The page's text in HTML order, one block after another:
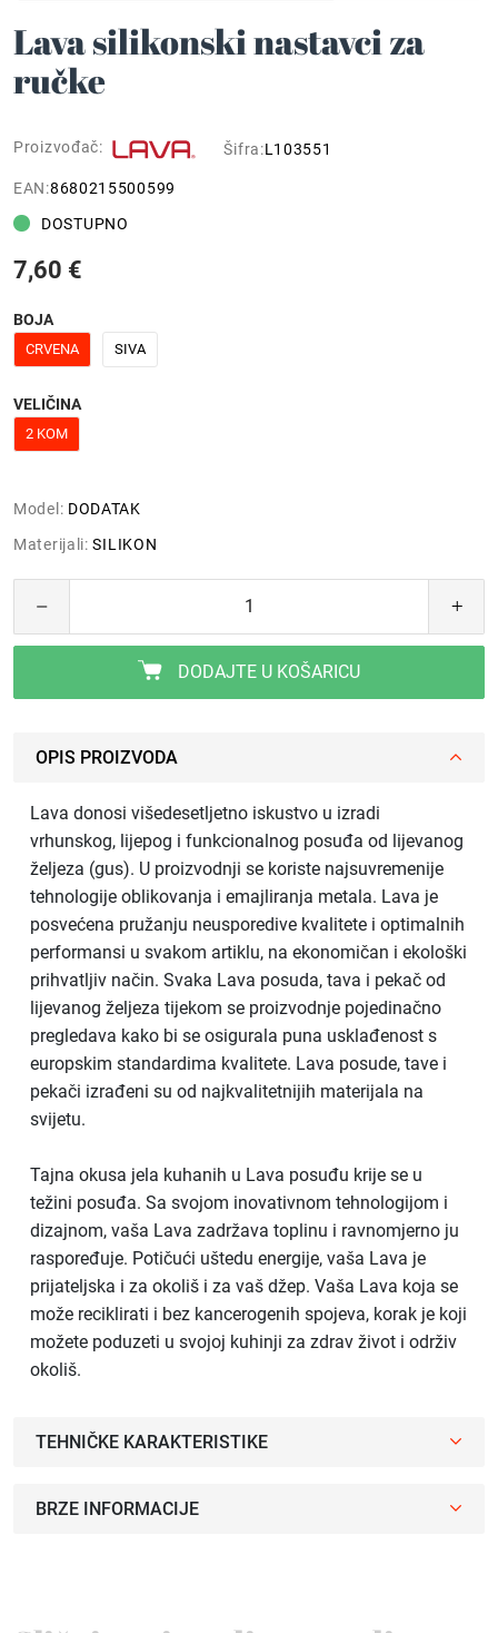
Lava silikonski nastavci za
ručke
Proizvođač: Šifra:L103551
EAN:8680215500599
DOSTUPNO
7,60 €
BOJA
CRVENA SIVA
VELIČINA
2 KOM
Model: DODATAK
Materijali: SILIKON
DODAJTE U KOŠARICU
OPIS PROIZVODA
Lava donosi višedesetljetno iskustvo u izradi
vrhunskog, lijepog i funkcionalnog posuđa od lijevanog
željeza (gus). U proizvodnji se koriste najsuvremenije
tehnologije oblikovanja i emajliranja metala. Lava je
posvećena pružanju neusporedive kvalitete i optimalnih
performansi u svakom artiklu, na ekonomičan i ekološki
prihvatljiv način. Svaka Lava posuda, tava i pekač od
lijevanog željeza tijekom se proizvodnje pojedinačno
pregledava kako bi se osigurala puna usklađenost s
europskim standardima kvalitete. Lava posude, tave i
pekači izrađeni su od najkvalitetnijih materijala na
svijetu.
Tajna okusa jela kuhanih u Lava posuđu krije se u
težini posuđa. Sa svojom inovativnom tehnologijom i
dizajnom, vaša Lava zadržava toplinu i ravnomjerno ju
raspoređuje. Potičući uštedu energije, vaša Lava je
prijateljska i za okoliš i za vaš džep. Vaša Lava koja se
može reciklirati i bez kancerogenih spojeva, korak je koji
možete poduzeti u svojoj kuhinji za zdrav život i održiv
okoliš.
TEHNIČKE KARAKTERISTIKE
BRZE INFORMACIJE